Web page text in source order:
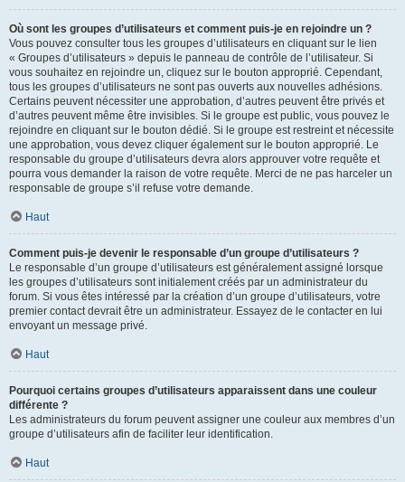
Où sont les groupes d’utilisateurs et comment puis-je en rejoindre un ?
Vous pouvez consulter tous les groupes d’utilisateurs en cliquant sur le lien
« Groupes d’utilisateurs » depuis le panneau de contrôle de l’utilisateur. Si
vous souhaitez en rejoindre un, cliquez sur le bouton approprié. Cependant,
tous les groupes d’utilisateurs ne sont pas ouverts aux nouvelles adhésions.
Certains peuvent nécessiter une approbation, d’autres peuvent être privés et
d’autres peuvent même être invisibles. Si le groupe est public, vous pouvez le
rejoindre en cliquant sur le bouton dédié. Si le groupe est restreint et nécessite
une approbation, vous devez cliquer également sur le bouton approprié. Le
responsable du groupe d’utilisateurs devra alors approuver votre requête et
pourra vous demander la raison de votre requête. Merci de ne pas harceler un
responsable de groupe s’il refuse votre demande.
Haut
Comment puis-je devenir le responsable d’un groupe d’utilisateurs ?
Le responsable d’un groupe d’utilisateurs est généralement assigné lorsque
les groupes d’utilisateurs sont initialement créés par un administrateur du
forum. Si vous êtes intéressé par la création d’un groupe d’utilisateurs, votre
premier contact devrait être un administrateur. Essayez de le contacter en lui
envoyant un message privé.
Haut
Pourquoi certains groupes d’utilisateurs apparaissent dans une couleur
différente ?
Les administrateurs du forum peuvent assigner une couleur aux membres d’un
groupe d’utilisateurs afin de faciliter leur identification.
Haut